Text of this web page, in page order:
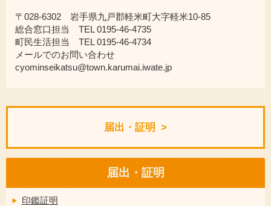
〒028-6302 岩手県九戸郡軽米町大字軽米10-85
総合窓口担当 TEL 0195-46-4735
町民生活担当 TEL 0195-46-4734
メールでのお問い合わせ
cyominseikatsu@town.karumai.iwate.jp
届出・証明
届出・証明
印鑑証明